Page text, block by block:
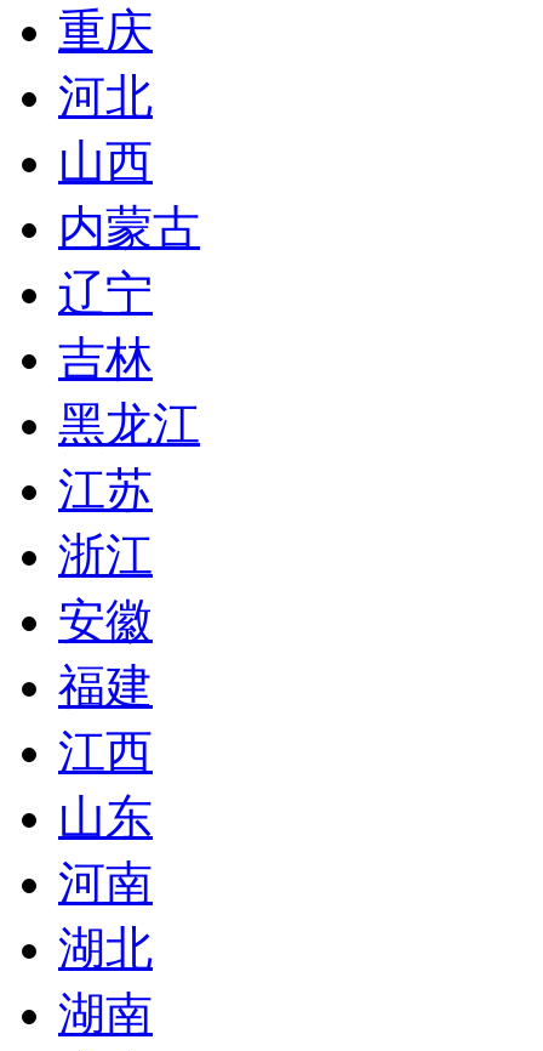
重庆
河北
山西
内蒙古
辽宁
吉林
黑龙江
江苏
浙江
安徽
福建
江西
山东
河南
湖北
湖南